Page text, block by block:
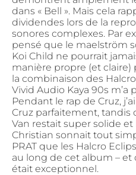
dans « Bell ». Mais cela
dividendes lors de la
sonores complexes. Par
pensé que le maelström
Koi Child ne pourrait
manière propre (et claire)
la combinaison des
Vivid Audio Kaya 90s m’a
Pendant le rap de Cruz,
Cruz parfaitement, tandis
Van restait super solide
Christian sonnait tout
PRAT que les Halcro
au long de cet album – et
était exceptionnel.